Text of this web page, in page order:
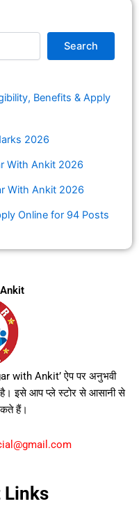
Search
Benefits & Apply
2026
With Ankit 2026
With Ankit 2026
Online for 94 Posts
with Ankit’ ऐप पर अनुभवी
है। इसे आप प्ले स्टोर से आसानी से
हैं।